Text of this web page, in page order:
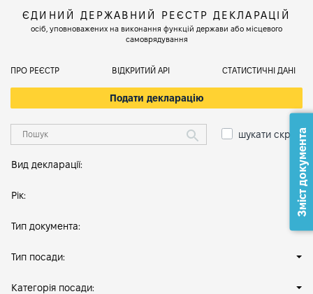
ЄДИНИЙ ДЕРЖАВНИЙ РЕЄСТР ДЕКЛАРАЦІЙ
осіб, уповноважених на виконання функцій держави або місцевого
самоврядування
ПРО РЕЄСТР ВІДКРИТИЙ АРІ СТАТИСТИЧНІ ДАНІ
Подати декларацію
шукати скрізь
Вид декларації:
Рік:
Тип документа:
Тип посади:
Категорія посади:
Зміст документа